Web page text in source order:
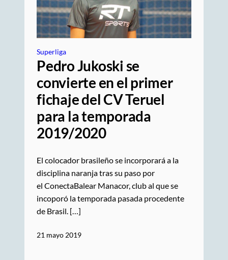
Superliga
Pedro Jukoski se
convierte en el primer
fichaje del CV Teruel
para la temporada
2019/2020
El colocador brasileño se incorporará a la
disciplina naranja tras su paso por
el ConectaBalear Manacor, club al que se
incoporó la temporada pasada procedente
de Brasil. […]
21 mayo 2019